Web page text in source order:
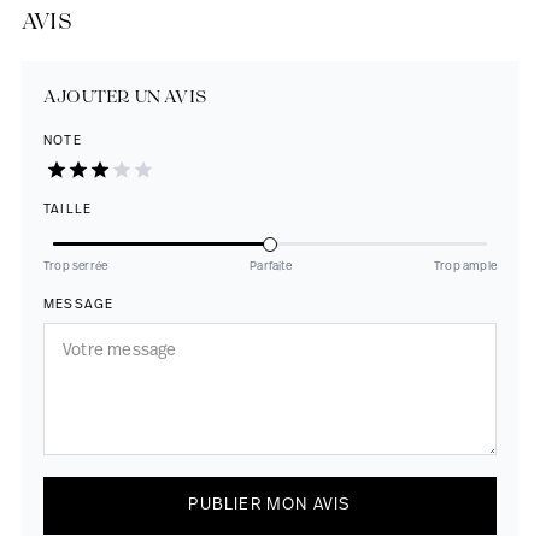
AVIS
AJOUTER UN AVIS
NOTE
TAILLE
Trop serrée Parfaite Trop ample
MESSAGE
PUBLIER MON AVIS